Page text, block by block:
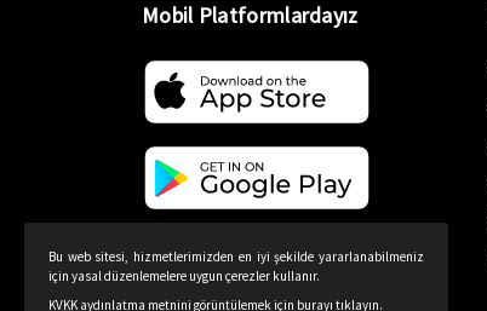
Mobil Platformlardayız
Bu web sitesi, hizmetlerimizden en iyi şekilde yararlanabilmeniz
için yasal düzenlemelere uygun çerezler kullanır.
KVKK aydınlatma metnini görüntülemek için burayı tıklayın.